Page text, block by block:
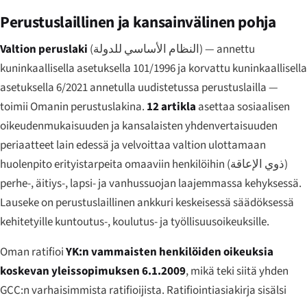
Perustuslaillinen ja kansainvälinen pohja
Valtion peruslaki (النظام الأساسي للدولة) — annettu
kuninkaallisella asetuksella 101/1996 ja korvattu kuninkaallisella
asetuksella 6/2021 annetulla uudistetussa perustuslailla —
toimii Omanin perustuslakina. 12 artikla asettaa sosiaalisen
oikeudenmukaisuuden ja kansalaisten yhdenvertaisuuden
periaatteet lain edessä ja velvoittaa valtion ulottamaan
huolenpito erityistarpeita omaaviin henkilöihin (ذوي الإعاقة)
perhe-, äitiys-, lapsi- ja vanhussuojan laajemmassa kehyksessä.
Lauseke on perustuslaillinen ankkuri keskeisessä säädöksessä
kehitetyille kuntoutus-, koulutus- ja työllisuusoikeuksille.
Oman ratifioiYK:n vammaisten henkilöiden oikeuksia
koskevan yleissopimuksen6.1.2009, mikä teki siitä yhden
GCC:n varhaisimmista ratifioijista. Ratifiointiasiakirja sisälsi